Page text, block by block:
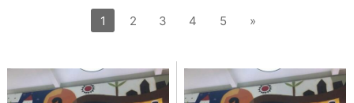
1 2 3 4 5 »